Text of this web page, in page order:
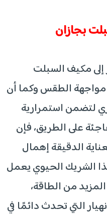
بجازان
إلى مكيف السبلت
الطقس وكما أن
لتضمن استمرارية
على الطريق، فإن
الدقيقة إهمال
الشريك الحيوي يعمل
من الطاقة،
التي تحدث دائمًا في